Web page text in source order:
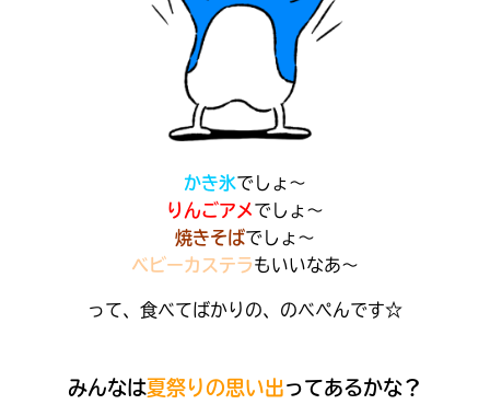
みんなとおしゃべり
かき氷でしょ～
りんごアメでしょ～
焼きそばでしょ～
ベビーカステラもいいなあ～
って、食べてばかりの、のべぺんです☆
みんなは夏祭りの思い出ってあるかな？